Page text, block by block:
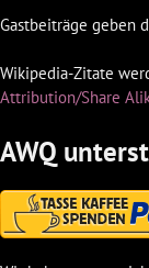
Gastbeiträge geben
Wikipedia-Zitate
Attribution/Share
AWQ